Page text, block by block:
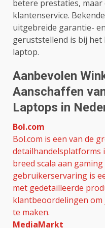
betere prestaties,
klantenservice.
uitgebreide garantie-
geruststellend is bij
laptop.
Aanbevolen
Aanschaffen
Laptops in
Bol.com
Bol.com is een van de
detailhandelsplatforms
breed scala aan
gebruikerservaring is
met gedetailleerde
klantbeoordelingen om
te maken.
MediaMarkt